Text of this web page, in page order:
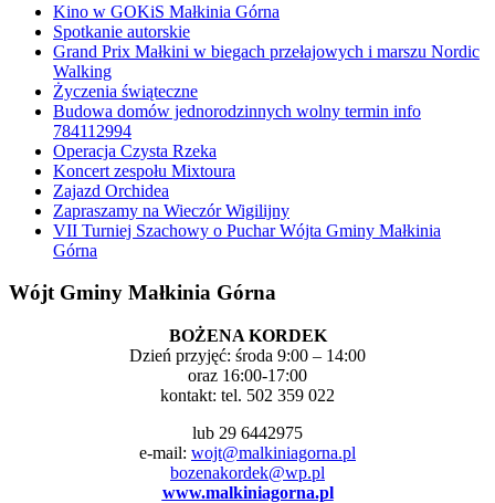
Kino w GOKiS Małkinia Górna
Spotkanie autorskie
Grand Prix Małkini w biegach przełajowych i marszu Nordic
Walking
Życzenia świąteczne
Budowa domów jednorodzinnych wolny termin info
784112994
Operacja Czysta Rzeka
Koncert zespołu Mixtoura
Zajazd Orchidea
Zapraszamy na Wieczór Wigilijny
VII Turniej Szachowy o Puchar Wójta Gminy Małkinia
Górna
Wójt Gminy Małkinia Górna
BOŻENA KORDEK
Dzień przyjęć: środa 9:00 – 14:00
oraz 16:00-17:00
kontakt: tel. 502 359 022
lub 29 6442975
e-mail: wojt@malkiniagorna.pl
bozenakordek@wp.pl
www.malkiniagorna.pl